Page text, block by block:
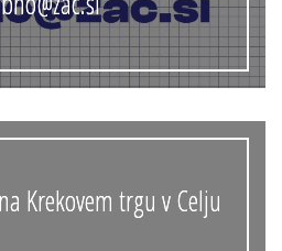
Krekovem trgu v Celju